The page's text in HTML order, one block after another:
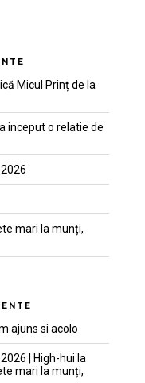
Micul Prinț de la
inceput o relatie de
mari la munți,
ajuns si acolo
| High-hui la
mari la munți,